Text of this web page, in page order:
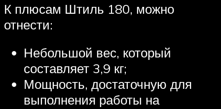
К плюсам Штиль 180, можно
отнести:
Небольшой вес, который
составляет 3,9 кг;
Мощность, достаточную для
выполнения работы на